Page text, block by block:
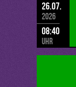
26.07.
2026
08:40
Uhr